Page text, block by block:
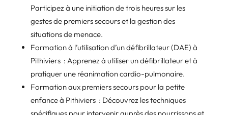
Participez à une initiation de trois heures sur les
gestes de premiers secours et la gestion des
situations de menace.
Formation à l’utilisation d’un défibrillateur (DAE) à
Pithiviers : Apprenez à utiliser un défibrillateur et à
pratiquer une réanimation cardio-pulmonaire.
Formation aux premiers secours pour la petite
enfance à Pithiviers : Découvrez les techniques